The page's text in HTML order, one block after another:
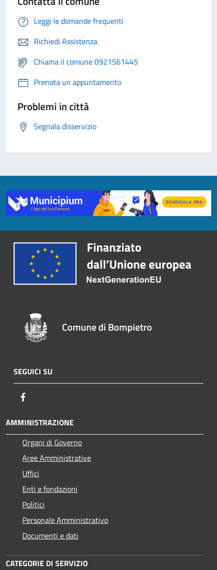
Leggi le domande frequenti
Richiedi Assistenza
Chiama il comune 0921561445
Prenota un appuntamento
Problemi in città
Segnala disservizio
Comune di Bompietro
SEGUICI SU
AMMINISTRAZIONE
Organi di Governo
Aree Amministrative
Uffici
Enti e fondazioni
Politici
Personale Amministrativo
Documenti e dati
CATEGORIE DI SERVIZIO